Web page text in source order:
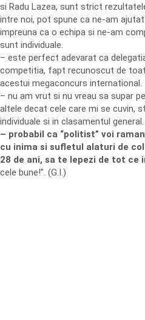
si Radu Lazea, sunt strict
intre noi, pot spune ca ne-am
impreuna ca o echipa si ne-am
sunt individuale.
– este perfect adevarat ca
competitia, fapt recunoscut de
acestui megaconcurs international.
– nu am vrut si nu vreau sa supar
altele decat cele care mi se cuvin,
individuale si in clasamentul general.
– probabil ca “politist” voi
cu inima si sufletul alaturi de
28 de ani, sa te lepezi de tot ce
cele bune!”. (G.I.)